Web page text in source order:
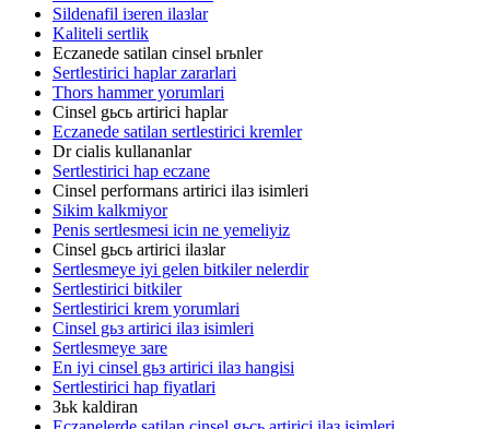
Sildenafil iзeren ilaзlar
Kaliteli sertlik
Eczanede satilan cinsel ьrьnler
Sertlestirici haplar zararlari
Thors hammer yorumlari
Cinsel gьcь artirici haplar
Eczanede satilan sertlestirici kremler
Dr cialis kullananlar
Sertlestirici hap eczane
Cinsel performans artirici ilaз isimleri
Sikim kalkmiyor
Penis sertlesmesi icin ne yemeliyiz
Cinsel gьcь artirici ilaзlar
Sertlesmeye iyi gelen bitkiler nelerdir
Sertlestirici bitkiler
Sertlestirici krem yorumlari
Cinsel gьз artirici ilaз isimleri
Sertlesmeye зare
En iyi cinsel gьз artirici ilaз hangisi
Sertlestirici hap fiyatlari
Зьk kaldiran